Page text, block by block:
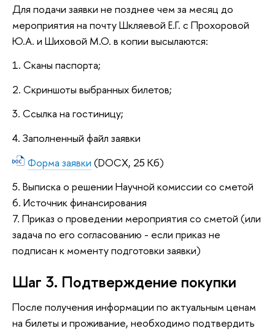
Для подачи заявки не позднее чем за месяц до
мероприятия на почту Шкляевой Е.Г. с Прохоровой
Ю.А. и Шиховой М.О. в копии высылаются:
1. Сканы паспорта;
2. Скриншоты выбранных билетов;
3. Ссылка на гостиницу;
4. Заполненный файл заявки
Форма заявки (DOCX, 25 Кб)
5. Выписка о решении Научной комиссии со сметой
6. Источник финансирования
7. Приказ о проведении мероприятия со сметой (или
задача по его согласованию - если приказ не
подписан к моменту подготовки заявки)
Шаг 3. Подтверждение покупки
После получения информации по актуальным ценам
на билеты и проживание, необходимо подтвердить